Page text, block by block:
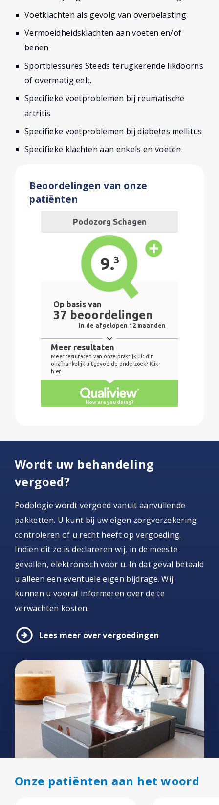
Voetklachten als gevolg van overbelasting
Vermoeidheidsklachten aan voeten en/of
benen
Sportblessures Steeds terugkerende likdoorns
of overmatig eelt.
Specifieke voetproblemen bij reumatische
artritis
Specifieke voetproblemen bij diabetes mellitus
Specifieke klachten aan enkels en voeten.
Beoordelingen van onze
patiënten
Wordt uw behandeling
vergoed?
Podologie wordt vergoed vanuit aanvullende
pakketten. U kunt bij uw eigen zorgverzekering
controleren of u recht heeft op vergoeding.
Indien dit zo is declareren wij, in de meeste
gevallen, elektronisch voor u. In dat geval betaald
u alleen een eventuele eigen bijdrage. Wij
kunnen u vooraf informeren over de te
verwachten kosten.
arrow_circle_right Lees meer over vergoedingen
Onze patiënten aan het woord